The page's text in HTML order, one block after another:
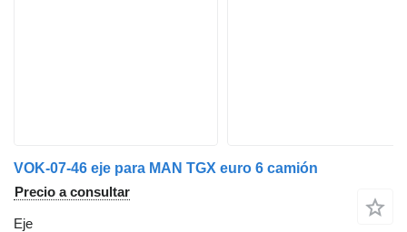
VOK-07-46 eje para MAN TGX euro 6 camión
Precio a consultar
Eje